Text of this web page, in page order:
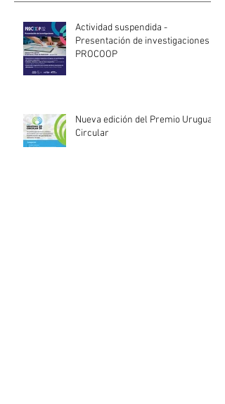
Actividad suspendida -
Presentación de investigaciones -
PROCOOP
Nueva edición del Premio Uruguay
Circular